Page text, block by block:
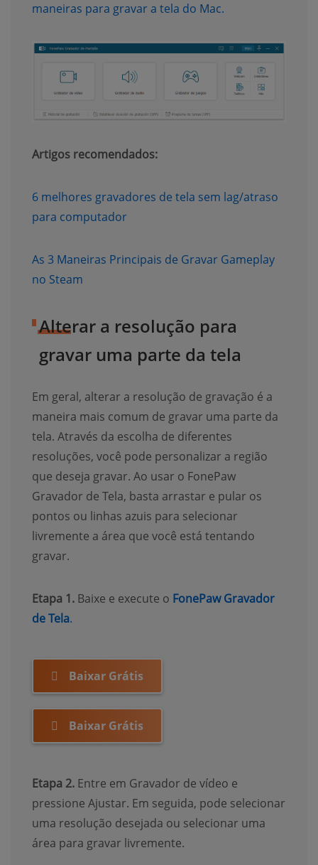
maneiras para gravar a tela do Mac.
Artigos recomendados:
6 melhores gravadores de tela sem lag/atraso
para computador(opens new window)
As 3 Maneiras Principais de Gravar Gameplay
no Steam
Alterar a resolução para
gravar uma parte da tela
Em geral, alterar a resolução de gravação é a
maneira mais comum de gravar uma parte da
tela. Através da escolha de diferentes
resoluções, você pode personalizar a região
que deseja gravar. Ao usar o FonePaw
Gravador de Tela, basta arrastar e pular os
pontos ou linhas azuis para selecionar
livremente a área que você está tentando
gravar.
Etapa 1. Baixe e execute o FonePaw Gravador
de Tela.
Baixar Grátis
Baixar Grátis
Etapa 2. Entre em Gravador de vídeo e
pressione Ajustar. Em seguida, pode selecionar
uma resolução desejada ou selecionar uma
área para gravar livremente.